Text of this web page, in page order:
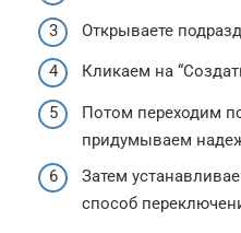
Открываете
Кликаем на
Потом переходим
придумываем
Затем
способ